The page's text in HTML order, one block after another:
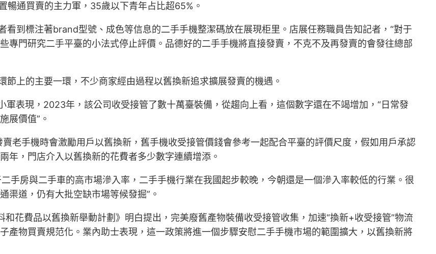
暢通買賣的主力軍，35歲以下青年占比超65%。
看到標注著brand型號、成色等信息的二手手機整潔碼放在展現柜里。店展任務職員告知記者，“對于
專門研究二手平臺的小法式停止評價。品德好的二手手機將直接發賣，不克不及再發賣的會發往總部
上的主要一環，不少商家經由過程以舊換新追求擴展發賣的機遇。
表現，2023年，該公司收受接管了數十萬臺裝備，從趨向上看，這個數字還在不竭增加，“日常發
展價值”。
老手機時會激勵用戶以舊換新，舊手機收受接管價錢會參考一起配合平臺的評價尺度，假如用戶承認
年，門店介入以舊換新的花費者多少數字連續增添。
手房與二手車的高市場滲入率，二手手機行業在我國起步較晚，今朝還是一個滲入率較低的行業。很
渠道，仍有大批空缺市場等候發掘”。
花費品以舊換新舉動計劃》明白提出，完美廢舊產物裝備收受接管收集，加速“換新+收受接管”物流
產物買賣規范化。業內助士表現，這一政策將進一個步驟安慰二手手機市場的範圍擴大，以舊換新將